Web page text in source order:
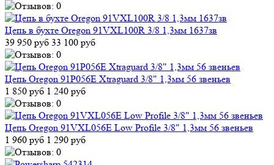
Цепь в бухте Oregon 91VXL100R 3/8 1,3мм 1637зв
39 950 руб 33 100 руб
Цепь Oregon 91P056E Xtraguard 3/8" 1,3мм 56 звеньев
1 850 руб 1 240 руб
Цепь Oregon 91VXL056E Low Profile 3/8" 1,3мм 56 звеньев
1 960 руб 1 290 руб